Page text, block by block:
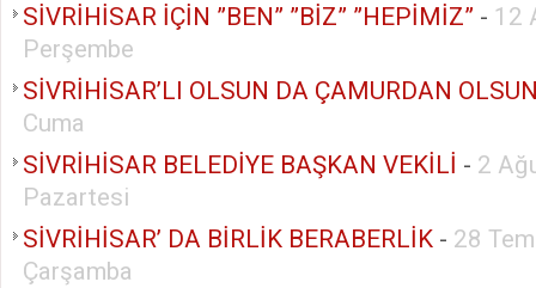
SİVRİHİSAR İÇİN ”BEN” ”BİZ” ”HEPİMİZ” - 12
Perşembe
SİVRİHİSAR’LI OLSUN DA ÇAMURDAN
Cuma
SİVRİHİSAR BELEDİYE BAŞKAN VEKİLİ - 2
Pazartesi
SİVRİHİSAR’ DA BİRLİK BERABERLİK - 28
Çarşamba